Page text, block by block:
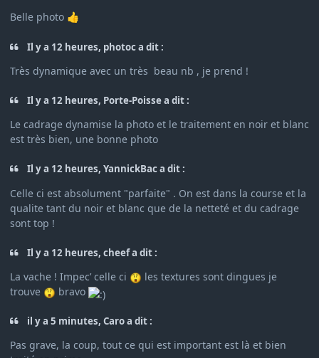
Belle photo 👍
Il y a 12 heures, photoc a dit :
Très dynamique avec un très beau nb , je prend !
Il y a 12 heures, Porte-Poisse a dit :
Le cadrage dynamise la photo et le traitement en noir et blanc
est très bien, une bonne photo
Il y a 12 heures, YannickBac a dit :
Celle ci est absolument "parfaite" . On est dans la course et la
qualite tant du noir et blanc que de la netteté et du cadrage
sont top !
Il y a 12 heures, cheef a dit :
La vache ! Impec’ celle ci
les textures sont dingues je
trouve
bravo
il y a 5 minutes, Caro a dit :
Pas grave, la coup, tout ce qui est important est là et bien